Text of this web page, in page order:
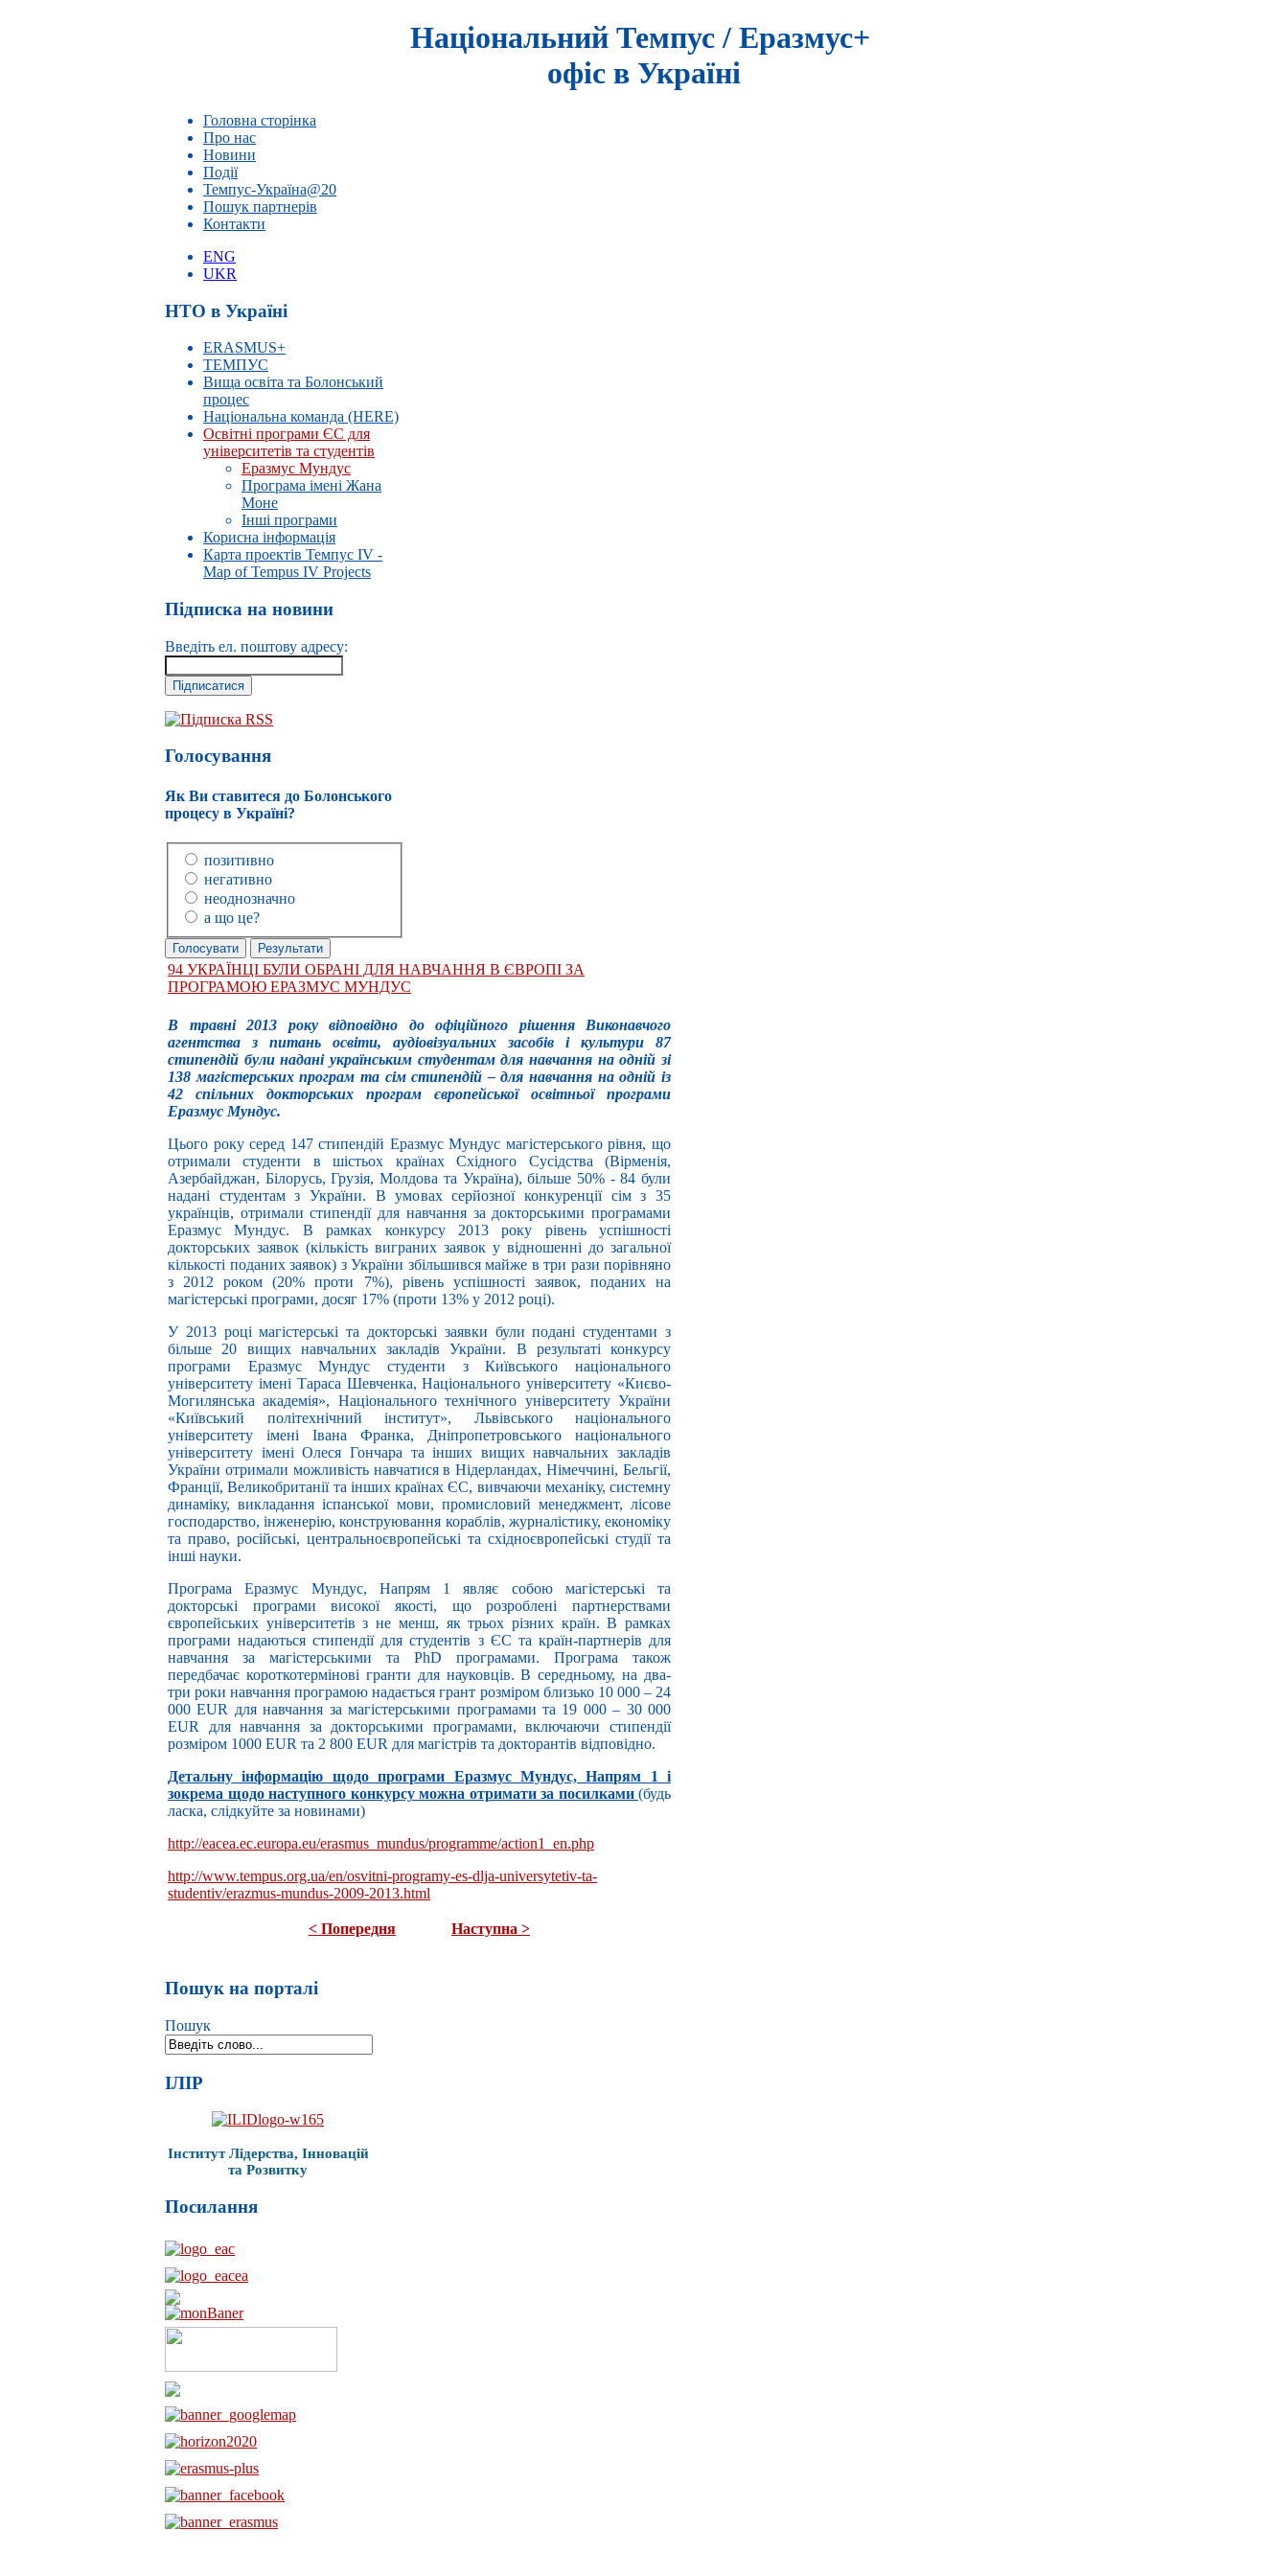
Національний Темпус / Еразмус+
офіс в Україні
Головна сторінка
Про нас
Новини
Події
Темпус-Україна@20
Пошук партнерів
Контакти
ENG
UKR
НТО в Україні
ERASMUS+
ТЕМПУС
Вища освіта та Болонський
процес
Національна команда (HERE)
Освітні програми ЄС для
університетів та студентів
Еразмус Мундус
Програма імені Жана
Моне
Інші програми
Корисна інформація
Карта проектів Темпус IV -
Map of Tempus IV Projects
Підписка на новини
Введіть ел. поштову адресу:
Підписка RSS
Голосування
Як Ви ставитеся до Болонського
процесу в Україні?
позитивно
негативно
неоднозначно
а що це?
94 УКРАЇНЦІ БУЛИ ОБРАНІ ДЛЯ НАВЧАННЯ В ЄВРОПІ ЗА
ПРОГРАМОЮ ЕРАЗМУС МУНДУС
В травні 2013 року відповідно до офіційного рішення Виконавчого
агентства з питань освіти, аудіовізуальних засобів і культури 87
стипендій були надані українським студентам для навчання на одній зі
138 магістерських програм та сім стипендій – для навчання на одній із
42 спільних докторських програм європейської освітньої програми
Еразмус Мундус.
Цього року серед 147 стипендій Еразмус Мундус магістерського рівня, що
отримали студенти в шістьох країнах Східного Сусідства (Вірменія,
Азербайджан, Білорусь, Грузія, Молдова та Україна), більше 50% - 84 були
надані студентам з України. В умовах серйозної конкуренції сім з 35
українців, отримали стипендії для навчання за докторськими програмами
Еразмус Мундус. В рамках конкурсу 2013 року рівень успішності
докторських заявок (кількість виграних заявок у відношенні до загальної
кількості поданих заявок) з України збільшився майже в три рази порівняно
з 2012 роком (20% проти 7%), рівень успішності заявок, поданих на
магістерські програми, досяг 17% (проти 13% у 2012 році).
У 2013 році магістерські та докторські заявки були подані студентами з
більше 20 вищих навчальних закладів України. В результаті конкурсу
програми Еразмус Мундус студенти з Київського національного
університету імені Тараса Шевченка, Національного університету «Києво-
Могилянська академія», Національного технічного університету України
«Київський політехнічний інститут», Львівського національного
університету імені Івана Франка, Дніпропетровського національного
університету імені Олеся Гончара та інших вищих навчальних закладів
України отримали можливість навчатися в Нідерландах, Німеччині, Бельгії,
Франції, Великобританії та інших країнах ЄС, вивчаючи механіку, системну
динаміку, викладання іспанської мови, промисловий менеджмент, лісове
господарство, інженерію, конструювання кораблів, журналістику, економіку
та право, російські, центральноєвропейські та східноєвропейські студії та
інші науки.
Програма Еразмус Мундус, Напрям 1 являє собою магістерські та
докторські програми високої якості, що розроблені партнерствами
європейських університетів з не менш, як трьох різних країн. В рамках
програми надаються стипендії для студентів з ЄС та країн-партнерів для
навчання за магістерськими та PhD програмами. Програма також
передбачає короткотермінові гранти для науковців. В середньому, на два-
три роки навчання програмою надається грант розміром близько 10 000 – 24
000 EUR для навчання за магістерськими програмами та 19 000 – 30 000
EUR для навчання за докторськими програмами, включаючи стипендії
розміром 1000 EUR та 2 800 EUR для магістрів та докторантів відповідно.
Детальну інформацію щодо програми Еразмус Мундус, Напрям 1 і
зокрема щодо наступного конкурсу можна отримати за посилками (будь
ласка, слідкуйте за новинами)
http://eacea.ec.europa.eu/erasmus_mundus/programme/action1_en.php
http://www.tempus.org.ua/en/osvitni-programy-es-dlja-universytetiv-ta-
studentiv/erazmus-mundus-2009-2013.html
< Попередня Наступна >
Пошук на порталі
Пошук
ІЛІР
Інститут Лідерства, Інновацій
та Розвитку
Посилання